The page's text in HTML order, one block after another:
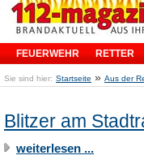
FEUERWEHR RETTER
Sie sind hier: Startseite » Aus der
Blitzer am
weiterlesen ...